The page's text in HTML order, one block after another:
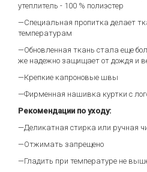
утеплитель - 100 % полиэстер
—Специальная пропитка делает
температурам
—Обновленная ткань стала еще
же надежно защищает от дождя и
—Крепкие капроновые швы
—Фирменная нашивка куртки с
Рекомендации по уходу:
—Деликатная стирка или ручная
—Отжимать запрещено
—Гладить при температуре не